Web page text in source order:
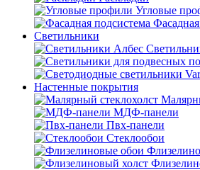
Угловые
Светильники
Настенные покрытия
МДФ-панели
Пвх-панели
Стеклообои